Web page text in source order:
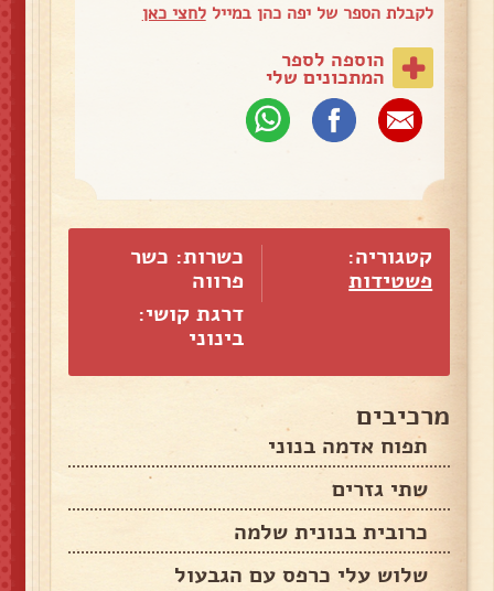
לקבלת הספר של יפה כהן במייללחצי כאן
הוספה לספר
המתכונים שלי
קטגוריה:
פשטידות
כשרות: כשר
פרווה
דרגת קושי:
בינוני
מרכיבים
תפוח אדמה בנוני
שתי גזרים
כרובית בנונית שלמה
שלוש עלי כרפס עם הגבעול